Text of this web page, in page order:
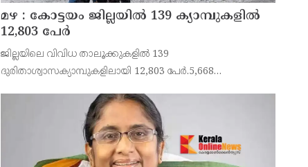
മഴ : കോട്ടയം ജില്ലയിൽ 139 ക്യാമ്പുകളിൽ
12,803 പേര്‍
ജില്ലയിലെ വിവിധ താലൂക്കുകളിൽ 139
ദുരിതാശ്വാസക്യാമ്പുകളിലായി 12,803 പേർ.5,668
5,244 പുരുഷന്മാരും 5,813 സ്ത്രീകളും